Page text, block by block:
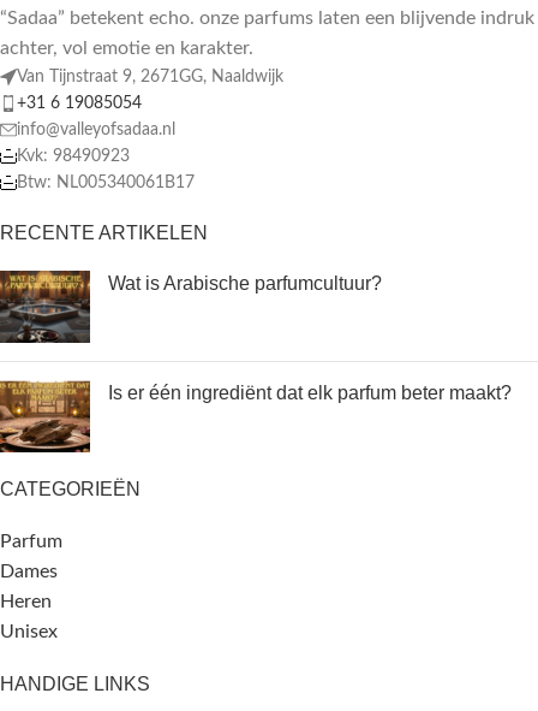
“Sadaa” betekent echo. onze parfums laten een blijvende indruk
achter, vol emotie en karakter.
Van Tijnstraat 9, 2671GG, Naaldwijk
+31 6 19085054
info@valleyofsadaa.nl
Kvk: 98490923
Btw: NL005340061B17
RECENTE ARTIKELEN
Wat is Arabische parfumcultuur?
Is er één ingrediënt dat elk parfum beter maakt?
CATEGORIEËN
Parfum
Dames
Heren
Unisex
HANDIGE LINKS